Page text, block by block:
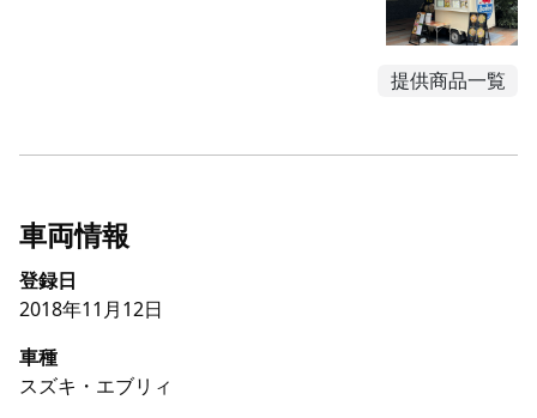
提供商品一覧
車両情報
登録日
2018年11月12日
車種
スズキ・エブリィ